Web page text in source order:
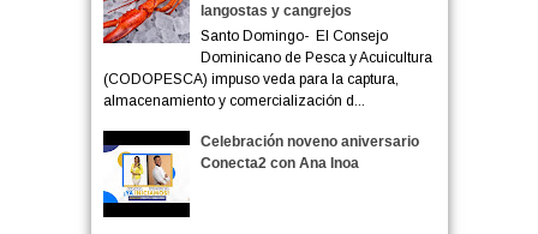
langostas y cangrejos
Santo Domingo- El Consejo
Dominicano de Pesca y Acuicultura
(CODOPESCA) impuso veda para la captura,
almacenamiento y comercialización d...
Celebración noveno aniversario
Conecta2 con Ana Inoa